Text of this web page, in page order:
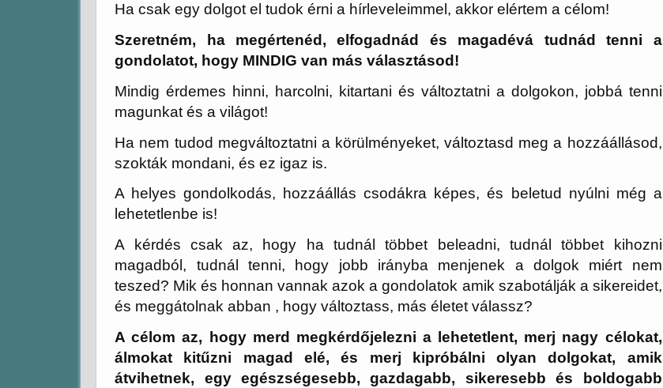
Ha csak egy dolgot el tudok érni a hírleveleimmel, akkor elértem a célom!
Szeretném, ha megértenéd, elfogadnád és magadévá tudnád tenni a
gondolatot, hogy MINDIG van más választásod!
Mindig érdemes hinni, harcolni, kitartani és változtatni a dolgokon, jobbá tenni
magunkat és a világot!
Ha nem tudod megváltoztatni a körülményeket, változtasd meg a hozzáállásod,
szokták mondani, és ez igaz is.
A helyes gondolkodás, hozzáállás csodákra képes, és beletud nyúlni még a
lehetetlenbe is!
A kérdés csak az, hogy ha tudnál többet beleadni, tudnál többet kihozni
magadból, tudnál tenni, hogy jobb irányba menjenek a dolgok miért nem
teszed? Mik és honnan vannak azok a gondolatok amik szabotálják a sikereidet,
és meggátolnak abban , hogy változtass, más életet válassz?
A célom az, hogy merd megkérdőjelezni a lehetetlent, merj nagy célokat,
álmokat kitűzni magad elé, és merj kipróbálni olyan dolgokat, amik
átvihetnek, egy egészségesebb, gazdagabb, sikeresebb és boldogabb